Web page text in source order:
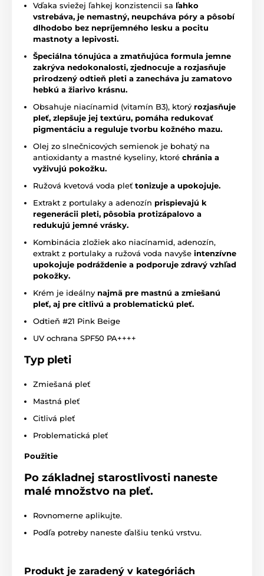
Vďaka sviežej ľahkej konzistencii sa ľahko
vstrebáva, je nemastný, neupcháva póry a pôsobí
dlhodobo bez nepríjemného lesku a pocitu
mastnoty a lepivosti.
Špeciálna tónujúca a zmatňujúca formula jemne
zakrýva nedokonalosti, zjednocuje a rozjasňuje
prirodzený odtieň pleti a zanecháva ju zamatovo
hebkú a žiarivo krásnu.
Obsahuje niacínamid (vitamín B3), ktorý rozjasňuje
pleť, zlepšuje jej textúru, pomáha redukovať
pigmentáciu a reguluje tvorbu kožného mazu.
Olej zo slnečnicových semienok je bohatý na
antioxidanty a mastné kyseliny, ktoré chránia a
vyživujú pokožku.
Ružová kvetová voda pleť tonizuje a upokojuje.
Extrakt z portulaky a adenozín prispievajú k
regenerácii pleti, pôsobia protizápalovo a
redukujú jemné vrásky.
Kombinácia zložiek ako niacínamid, adenozín,
extrakt z portulaky a ružová voda navyše intenzívne
upokojuje podráždenie a podporuje zdravý vzhľad
pokožky.
Krém je ideálny najmä pre mastnú a zmiešanú
pleť, aj pre citlivú a problematickú pleť.
Odtieň #21 Pink Beige
UV ochrana SPF50 PA++++
Typ pleti
Zmiešaná pleť
Mastná pleť
Citlivá pleť
Problematická pleť
Použitie
Po základnej starostlivosti naneste
malé množstvo na pleť.
Rovnomerne aplikujte.
Podľa potreby naneste ďalšiu tenkú vrstvu.
Produkt je zaradený v kategóriách